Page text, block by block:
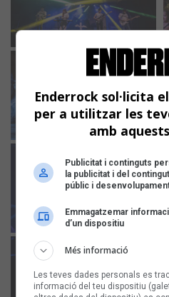
Enderrock sol·licita
per a utilitzar les
amb
Publicitat i continguts
la publicitat i del
públic i
Emmagatzemar
d’un dispositiu
Més informació
Les teves dades personals es
informació del teu dispositiu